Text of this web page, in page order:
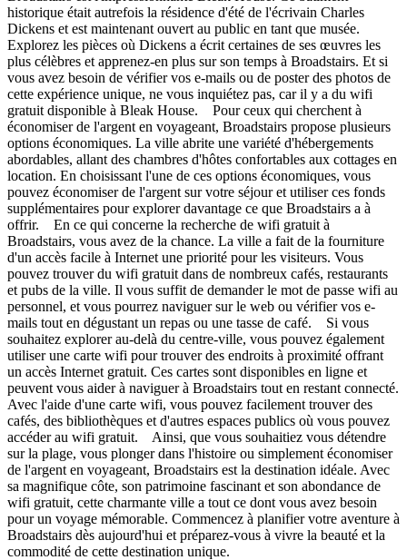
historique était autrefois la résidence d'été de l'écrivain Charles
Dickens et est maintenant ouvert au public en tant que musée.
Explorez les pièces où Dickens a écrit certaines de ses œuvres les
plus célèbres et apprenez-en plus sur son temps à Broadstairs. Et si
vous avez besoin de vérifier vos e-mails ou de poster des photos de
cette expérience unique, ne vous inquiétez pas, car il y a du wifi
gratuit disponible à Bleak House. Pour ceux qui cherchent à
économiser de l'argent en voyageant, Broadstairs propose plusieurs
options économiques. La ville abrite une variété d'hébergements
abordables, allant des chambres d'hôtes confortables aux cottages en
location. En choisissant l'une de ces options économiques, vous
pouvez économiser de l'argent sur votre séjour et utiliser ces fonds
supplémentaires pour explorer davantage ce que Broadstairs a à
offrir. En ce qui concerne la recherche de wifi gratuit à
Broadstairs, vous avez de la chance. La ville a fait de la fourniture
d'un accès facile à Internet une priorité pour les visiteurs. Vous
pouvez trouver du wifi gratuit dans de nombreux cafés, restaurants
et pubs de la ville. Il vous suffit de demander le mot de passe wifi au
personnel, et vous pourrez naviguer sur le web ou vérifier vos e-
mails tout en dégustant un repas ou une tasse de café. Si vous
souhaitez explorer au-delà du centre-ville, vous pouvez également
utiliser une carte wifi pour trouver des endroits à proximité offrant
un accès Internet gratuit. Ces cartes sont disponibles en ligne et
peuvent vous aider à naviguer à Broadstairs tout en restant connecté.
Avec l'aide d'une carte wifi, vous pouvez facilement trouver des
cafés, des bibliothèques et d'autres espaces publics où vous pouvez
accéder au wifi gratuit. Ainsi, que vous souhaitiez vous détendre
sur la plage, vous plonger dans l'histoire ou simplement économiser
de l'argent en voyageant, Broadstairs est la destination idéale. Avec
sa magnifique côte, son patrimoine fascinant et son abondance de
wifi gratuit, cette charmante ville a tout ce dont vous avez besoin
pour un voyage mémorable. Commencez à planifier votre aventure à
Broadstairs dès aujourd'hui et préparez-vous à vivre la beauté et la
commodité de cette destination unique.